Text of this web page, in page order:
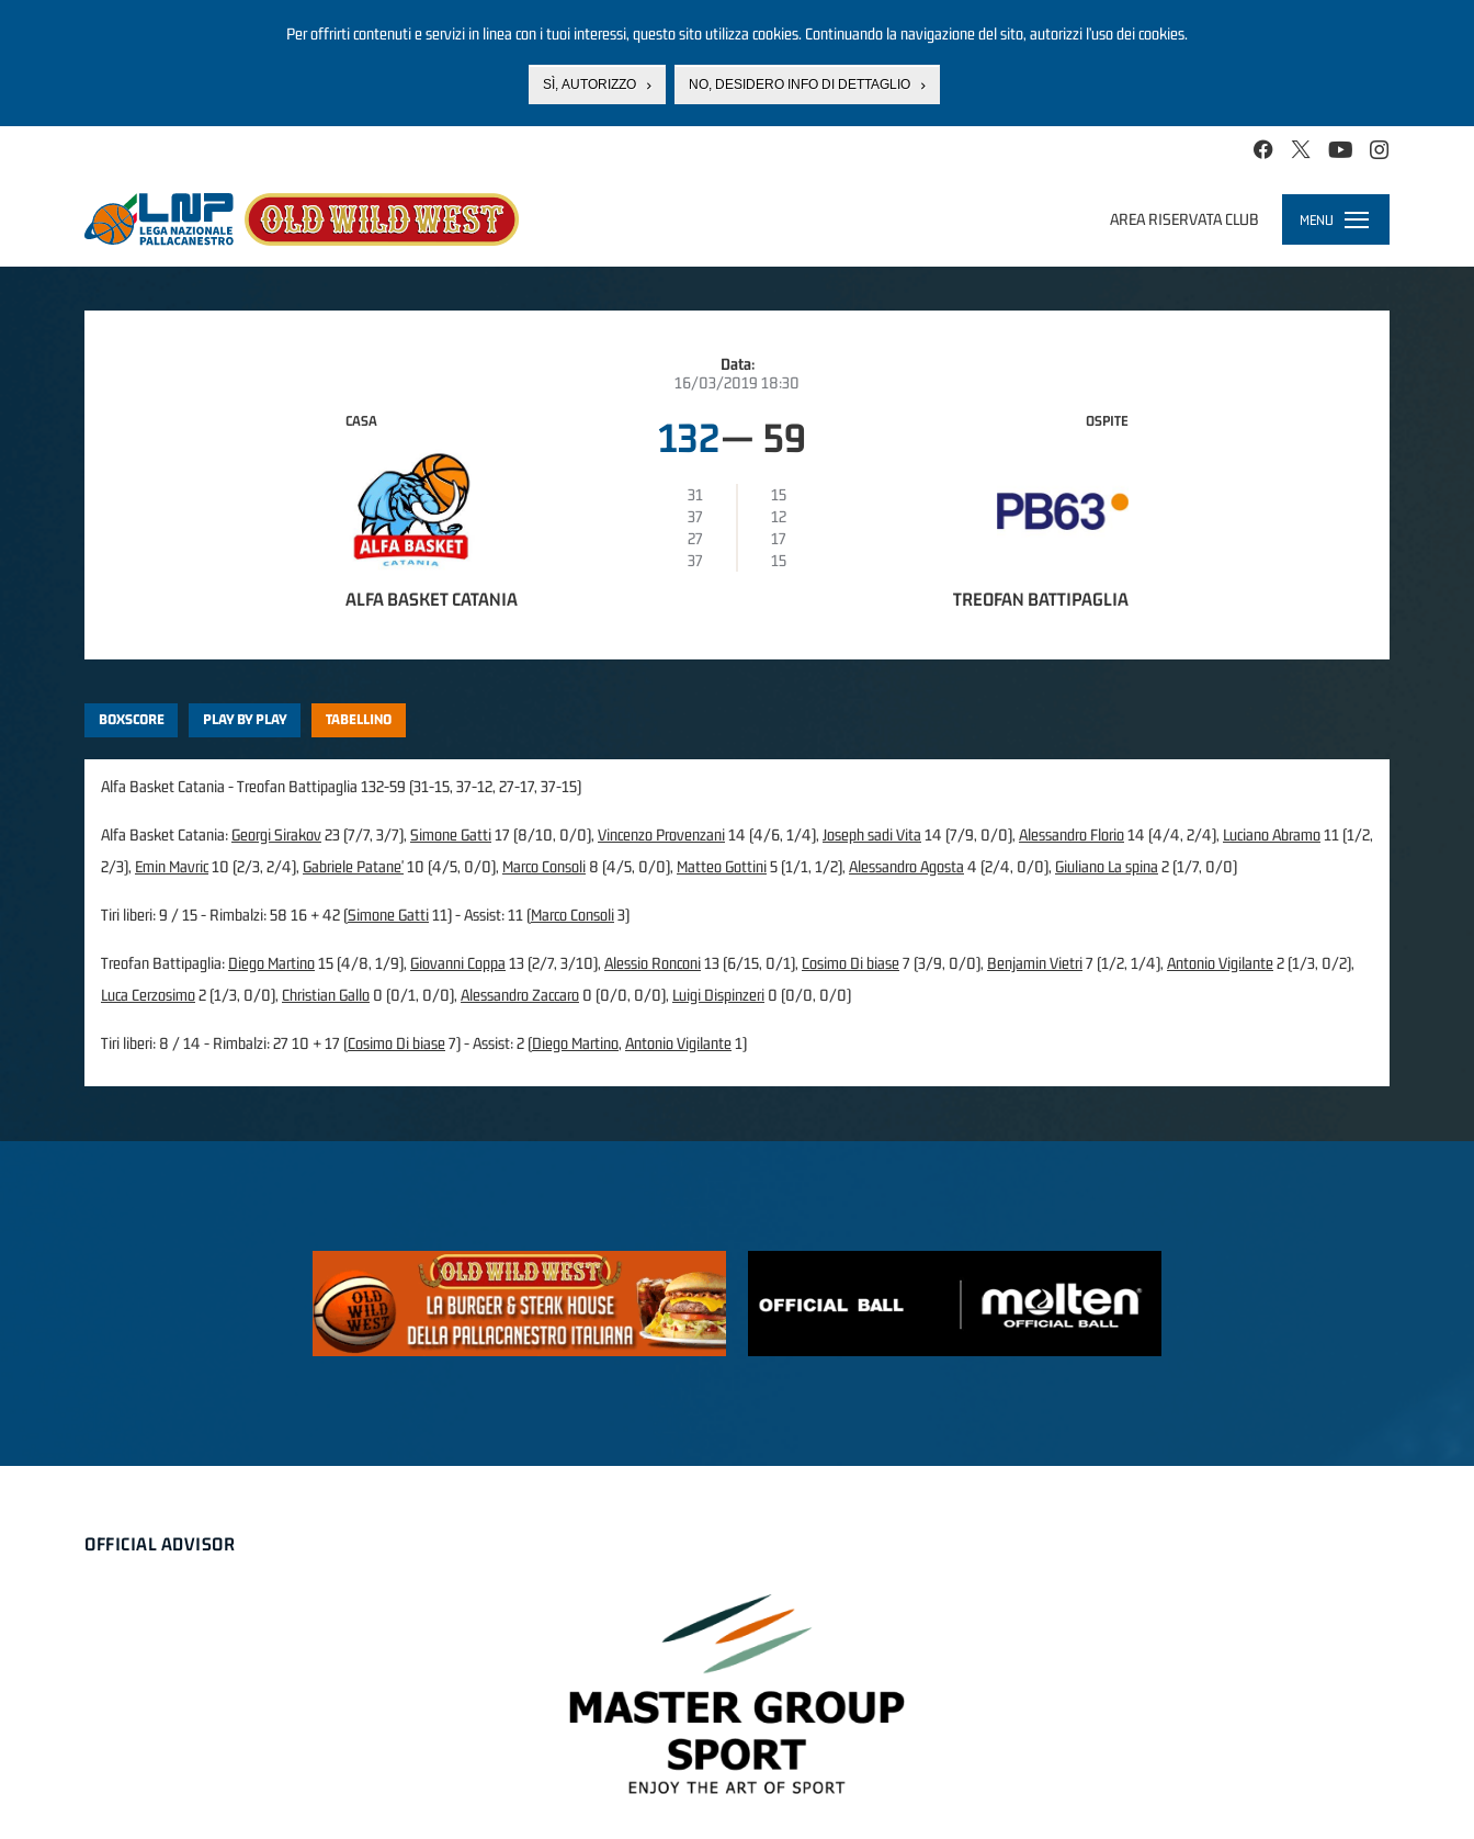
Per offrirti contenuti e servizi in linea con i tuoi interessi, questo sito utilizza cookies. Continuando la navigazione del sito, autorizzi l’uso dei cookies.
SÌ, AUTORIZZO NO, DESIDERO INFO DI DETTAGLIO
AREA RISERVATA CLUB MENU
Toggle
navigation
Data:
16/03/2019 18:30
CASA
ALFA BASKET CATANIA
132— 59
31
15
37
12
27
17
37
15
OSPITE
TREOFAN BATTIPAGLIA
BOXSCORE PLAY BY PLAY TABELLINO
Alfa Basket Catania - Treofan Battipaglia 132-59 (31-15, 37-12, 27-17, 37-15)
Alfa Basket Catania: Georgi Sirakov23 (7/7, 3/7), Simone Gatti17 (8/10, 0/0), Vincenzo Provenzani14 (4/6, 1/4), Joseph sadi Vita 14 (7/9, 0/0), Alessandro Florio14 (4/4, 2/4), Luciano Abramo11 (1/2,
2/3), Emin Mavric10 (2/3, 2/4), Gabriele Patane'10 (4/5, 0/0), Marco Consoli 8 (4/5, 0/0), Matteo Gottini5 (1/1, 1/2), Alessandro Agosta 4 (2/4, 0/0), Giuliano La spina 2 (1/7, 0/0)
Tiri liberi: 9 / 15 - Rimbalzi: 58 16 + 42 (Simone Gatti11) - Assist: 11 (Marco Consoli3)
Treofan Battipaglia: Diego Martino15 (4/8, 1/9), Giovanni Coppa 13 (2/7, 3/10), Alessio Ronconi13 (6/15, 0/1), Cosimo Di biase7 (3/9, 0/0), Benjamin Vietri7 (1/2, 1/4), Antonio Vigilante2 (1/3, 0/2),
Luca Cerzosimo2 (1/3, 0/0), Christian Gallo 0 (0/1, 0/0), Alessandro Zaccaro 0 (0/0, 0/0), Luigi Dispinzeri 0 (0/0, 0/0)
Tiri liberi: 8 / 14 - Rimbalzi: 27 10 + 17 (Cosimo Di biase7) - Assist: 2 (Diego Martino, Antonio Vigilante1)
OFFICIAL ADVISOR